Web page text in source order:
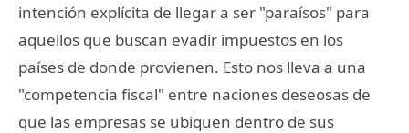
intención explícita de llegar a ser "paraísos" para
aquellos que buscan evadir impuestos en los
países de donde provienen. Esto nos lleva a una
"competencia fiscal" entre naciones deseosas de
que las empresas se ubiquen dentro de sus